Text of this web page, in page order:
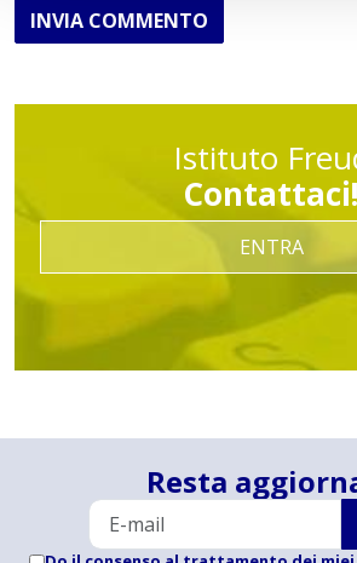
INVIA COMMENTO
Istituto
Contattaci!
ENTRA
Resta